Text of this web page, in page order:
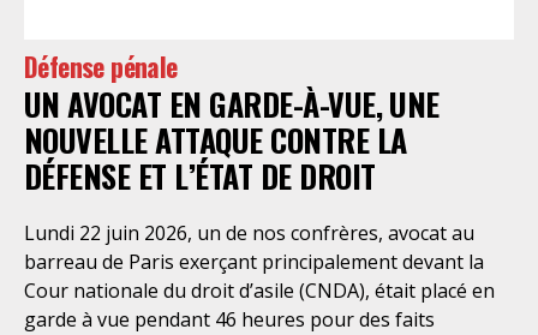
titre de la formation continue, accessibles en
distantiel, afin que nous soyons collectivement à la
hauteur des enjeux. Ce texte est une victoire, mais
nous sommes lucides. Il ne va pas mettre fin à
l’insuffisante protection des enfants dans
Défense pénale
UN AVOCAT EN GARDE-À-VUE, UNE
NOUVELLE ATTAQUE CONTRE LA
DÉFENSE ET L’ÉTAT DE DROIT
Lundi 22 juin 2026, un de nos confrères, avocat au
barreau de Paris exerçant principalement devant la
Cour nationale du droit d’asile (CNDA), était placé en
garde à vue pendant 46 heures pour des faits